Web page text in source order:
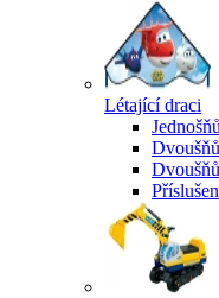
Létající draci